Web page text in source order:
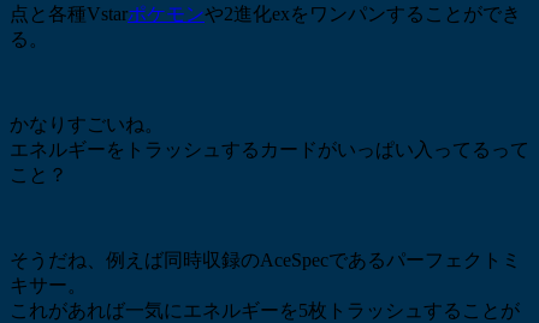
点と各種Vstarポケモンや2進化exをワンパンすることができ
る。
かなりすごいね。
エネルギーをトラッシュするカードがいっぱい入ってるって
こと？
そうだね、例えば同時収録のAceSpecであるパーフェクトミ
キサー。
これがあれば一気にエネルギーを5枚トラッシュすることが